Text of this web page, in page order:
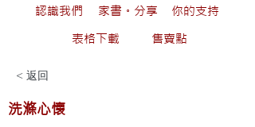
認識我們 家書。分享
你的支持
表格下載
售賣點
< 返回
洗滌心懷